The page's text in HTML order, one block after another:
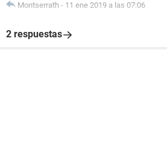
Montserrath - 11 ene 2019 a las 07:06
2 respuestas